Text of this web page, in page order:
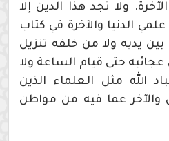
ولا تجد هذا الدين إلا
الدنيا والآخرة في كتاب
بين يديه ولا من خلفه تنزيل
حتى قيام الساعة ولا
الله مثل العلماء الذين
والآخر عما فيه من مواطن